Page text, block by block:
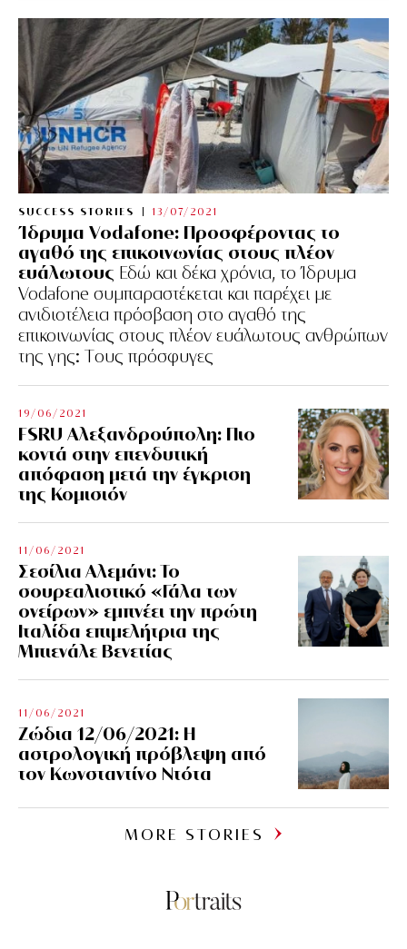
SUCCESS STORIES 13/07/2021
Ίδρυμα Vodafone: Προσφέροντας το
αγαθό της επικοινωνίας στους πλέον
ευάλωτους Εδώ και δέκα χρόνια, το Ίδρυμα
Vodafone συμπαραστέκεται και παρέχει με
ανιδιοτέλεια πρόσβαση στο αγαθό της
επικοινωνίας στους πλέον ευάλωτους ανθρώπων
της γης: Tους πρόσφυγες
19/06/2021
FSRU Αλεξανδρούπολη: Πιο
κοντά στην επενδυτική
απόφαση μετά την έγκριση
της Κομισιόν
11/06/2021
Σεσίλια Αλεμάνι: Το
σουρεαλιστικό «Γάλα των
ονείρων» εμπνέει την πρώτη
Ιταλίδα επιμελήτρια της
Μπιενάλε Βενετίας
11/06/2021
Ζώδια 12/06/2021: Η
αστρολογική πρόβλεψη από
τον Κωνσταντίνο Ντότα
MORE STORIES